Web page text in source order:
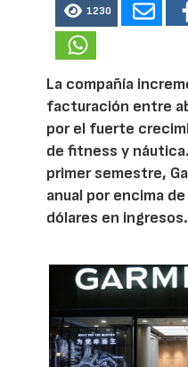
1230
La compañía
facturación entre
por el fuerte
de fitness y
primer semestre,
anual por encima
dólares en ingresos.